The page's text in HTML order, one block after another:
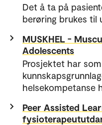
Det å ta på
berøring brukes til
MUSKHEL -
Adolescents
Prosjektet har
helsekompetanse
Peer Assisted